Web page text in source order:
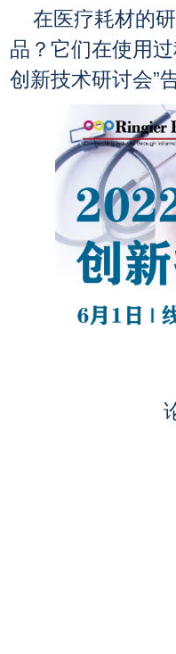
在医疗耗材的
品？它们在使用
创新技术研讨会”